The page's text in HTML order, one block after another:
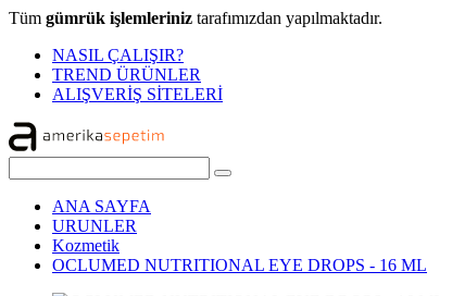
Tüm gümrük işlemleriniz tarafımızdan yapılmaktadır.
NASIL ÇALIŞIR?
TREND ÜRÜNLER
ALIŞVERİŞ SİTELERİ
ANA SAYFA
URUNLER
Kozmetik
OCLUMED NUTRITIONAL EYE DROPS - 16 ML